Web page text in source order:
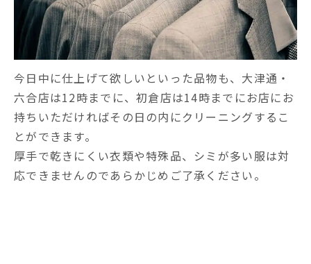
今日中に仕上げて欲しいといった品物も、大津通・
六合店は12時までに、初倉店は14時までにお店にお
持ちいただければその日の内にクリーニングするこ
とができます。
厚手で乾きにくい衣類や特殊品、シミが多い服は対
応できませんのであらかじめご了承ください。